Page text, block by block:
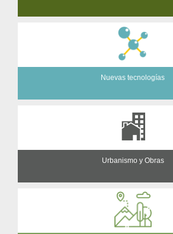
Nuevas tecnologías
Urbanismo y Obras